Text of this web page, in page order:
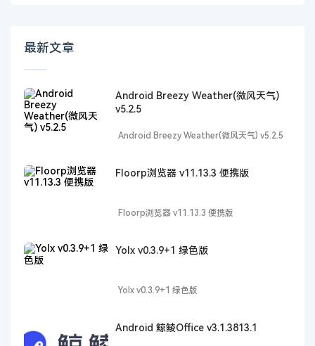
最新文章
Android Breezy Weather(微风天气)
v5.2.5
Android Breezy Weather(微风天气) v5.2.5
Floorp浏览器 v11.13.3 便携版
Floorp浏览器 v11.13.3 便携版
Yolx v0.3.9+1 绿色版
Yolx v0.3.9+1 绿色版
Android 鲸鲮Office v3.1.3813.1